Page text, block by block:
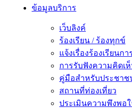
ข้อมูลบริการ
เว็บลิงค์
ร้องเรียน / ร้องทุกข์
แจ้งเรื่องร้องเรียน
การรับฟังความคิดเ
คู่มือสำหรับประชาช
สถานที่ท่องเที่ยว
ประเมินความพึงพอ